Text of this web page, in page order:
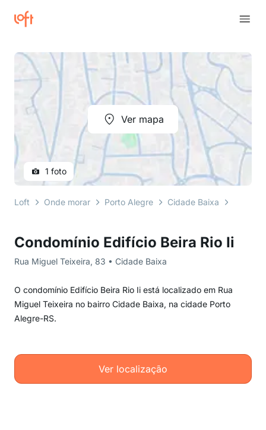
Condomínio Edifício Beira Rio Ii
Rua Miguel Teixeira, 83 • Cidade Baixa
O condomínio Edifício Beira Rio Ii está localizado em Rua
Miguel Teixeira no bairro Cidade Baixa, na cidade Porto
Alegre-RS.
Ver localização
Ver mapa
1 foto
Loft Onde morar Porto Alegre Cidade Baixa